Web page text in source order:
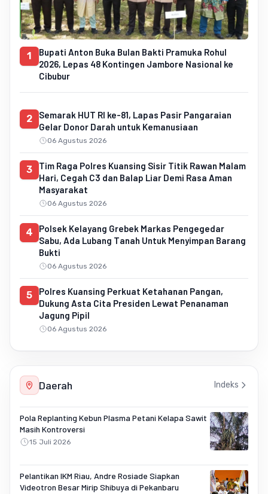
1
Bupati Anton Buka Bulan Bakti Pramuka Rohul
2026, Lepas 48 Kontingen Jambore Nasional ke
Cibubur
2
Semarak HUT RI ke-81, Lapas Pasir Pangaraian
Gelar Donor Darah untuk Kemanusiaan
06 Agustus 2026
3
Tim Raga Polres Kuansing Sisir Titik Rawan Malam
Hari, Cegah C3 dan Balap Liar Demi Rasa Aman
Masyarakat
06 Agustus 2026
4
Polsek Kelayang Grebek Markas Pengegedar
Sabu, Ada Lubang Tanah Untuk Menyimpan Barang
Bukti
06 Agustus 2026
5
Polres Kuansing Perkuat Ketahanan Pangan,
Dukung Asta Cita Presiden Lewat Penanaman
Jagung Pipil
06 Agustus 2026
Daerah Indeks
Pola Replanting Kebun Plasma Petani Kelapa Sawit
Masih Kontroversi
15 Juli 2026
Pelantikan IKM Riau, Andre Rosiade Siapkan
Videotron Besar Mirip Shibuya di Pekanbaru